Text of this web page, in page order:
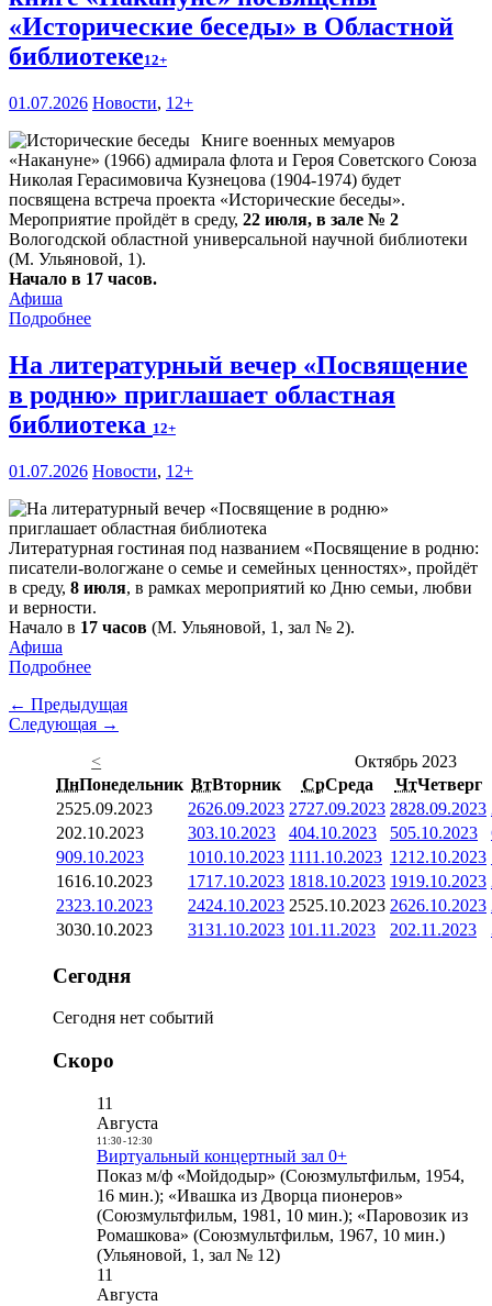
«Исторические беседы» в Областной
библиотеке12+
01.07.2026 Новости, 12+
Книге военных мемуаров
«Накануне» (1966) адмирала флота и Героя Советского Союза
Николая Герасимовича Кузнецова (1904-1974) будет
посвящена встреча проекта «Исторические беседы».
Мероприятие пройдёт в среду, 22 июля, в зале № 2
Вологодской областной универсальной научной библиотеки
(М. Ульяновой, 1).
Начало в 17 часов.
Афиша
Подробнее
На литературный вечер «Посвящение
в родню» приглашает областная
библиотека 12+
01.07.2026 Новости, 12+
Литературная гостиная под названием «Посвящение в родню:
писатели-вологжане о семье и семейных ценностях», пройдёт
в среду, 8 июля, в рамках мероприятий ко Дню семьи, любви
и верности.
Начало в 17 часов (М. Ульяновой, 1, зал № 2).
Афиша
Подробнее
← Предыдущая
Следующая →
<
Октябрь 2023
ПнПонедельник ВтВторник СрСреда ЧтЧетверг
2525.09.2023 2626.09.2023 2727.09.2023 2828.09.2023
202.10.2023 303.10.2023 404.10.2023 505.10.2023
909.10.2023 1010.10.2023 1111.10.2023 1212.10.2023
1616.10.2023 1717.10.2023 1818.10.2023 1919.10.2023
2323.10.2023 2424.10.2023 2525.10.2023 2626.10.2023
3030.10.2023 3131.10.2023 101.11.2023 202.11.2023
Сегодня
Сегодня нет событий
Скоро
11
Августа
11:30- 12:30
Виртуальный концертный зал 0+
Показ м/ф «Мойдодыр» (Союзмультфильм, 1954,
16 мин.); «Ивашка из Дворца пионеров»
(Союзмультфильм, 1981, 10 мин.); «Паровозик из
Ромашкова» (Союзмультфильм, 1967, 10 мин.)
(Ульяновой, 1, зал № 12)
11
Августа